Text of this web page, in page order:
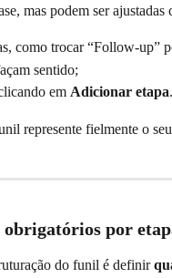
mas podem ser
como trocar “Follow-up”
sentido;
em Adicionar etapa.
represente fielmente o
por
do funil é definir